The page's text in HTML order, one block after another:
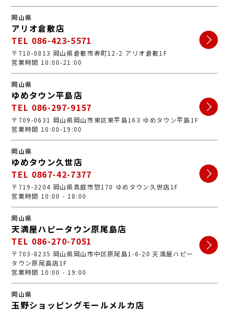
岡山県
アリオ倉敷店
TEL 086-423-5571
〒710-0813 岡山県倉敷市寿町12-2 アリオ倉敷1F
営業時間 10:00-21:00
岡山県
ゆめタウン平島店
TEL 086-297-9157
〒709-0631 岡山県岡山市東区東平島163 ゆめタウン平島1F
営業時間 10:00-19:00
岡山県
ゆめタウン久世店
TEL 0867-42-7377
〒719-3204 岡山県真庭市惣170 ゆめタウン久世店1F
営業時間 10:00 - 18:00
岡山県
天満屋ハピータウン原尾島店
TEL 086-270-7051
〒703-8235 岡山県岡山市中区原尾島1-6-20 天満屋ハピー
タウン原尾島店1F
営業時間 10:00 - 19:00
岡山県
玉野ショッピングモールメルカ店